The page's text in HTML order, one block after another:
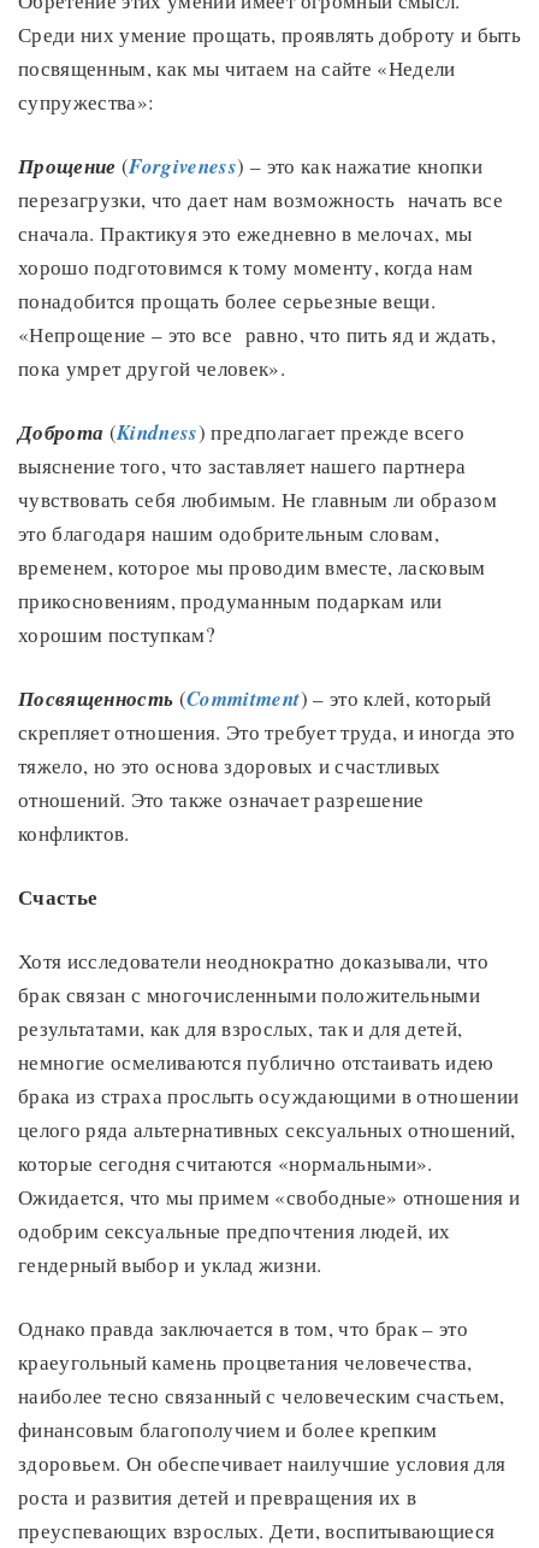
Среди них умение прощать, проявлять доброту и быть
посвященным, как мы читаем на сайте «Недели
супружества»:
Прощение (Forgiveness) – это как нажатие кнопки
перезагрузки, что дает нам возможность начать все
сначала. Практикуя это ежедневно в мелочах, мы
хорошо подготовимся к тому моменту, когда нам
понадобится прощать более серьезные вещи.
«Непрощение – это все равно, что пить яд и ждать,
пока умрет другой человек».
Доброта (Kindness) предполагает прежде всего
выяснение того, что заставляет нашего партнера
чувствовать себя любимым. Не главным ли образом
это благодаря нашим одобрительным словам,
временем, которое мы проводим вместе, ласковым
прикосновениям, продуманным подаркам или
хорошим поступкам?
Посвященность (Commitment) – это клей, который
скрепляет отношения. Это требует труда, и иногда это
тяжело, но это основа здоровых и счастливых
отношений. Это также означает разрешение
конфликтов.
Счастье
Хотя исследователи неоднократно доказывали, что
брак связан с многочисленными положительными
результатами, как для взрослых, так и для детей,
немногие осмеливаются публично отстаивать идею
брака из страха прослыть осуждающими в отношении
целого ряда альтернативных сексуальных отношений,
которые сегодня считаются «нормальными».
Ожидается, что мы примем «свободные» отношения и
одобрим сексуальные предпочтения людей, их
гендерный выбор и уклад жизни.
Однако правда заключается в том, что брак – это
краеугольный камень процветания человечества,
наиболее тесно связанный с человеческим счастьем,
финансовым благополучием и более крепким
здоровьем. Он обеспечивает наилучшие условия для
роста и развития детей и превращения их в
преуспевающих взрослых. Дети, воспитывающиеся